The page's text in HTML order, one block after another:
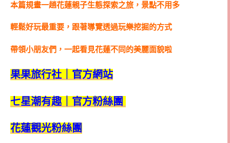
本篇規畫一趟花蓮親子生態探索之旅，景點不用多
輕鬆好玩最重要，跟著導覽透過玩樂挖掘的方式
帶領小朋友們，一起看見花蓮不同的美麗面貌啦
果果旅行社｜官方網站
七星潮有趣｜官方粉絲團
花蓮觀光粉絲團